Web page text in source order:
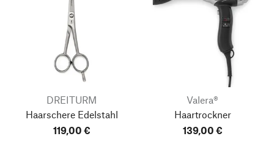
DREITURM
Haarschere Edelstahl
119,00 €
Valera®
Haartrockner
139,00 €